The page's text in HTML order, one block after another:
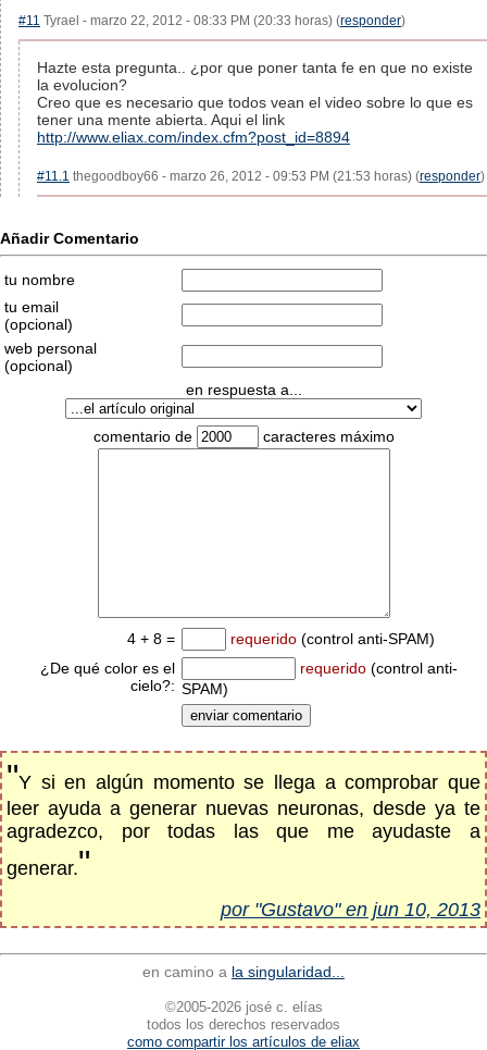
#11 Tyrael - marzo 22, 2012 - 08:33 PM (20:33 horas) (responder)
Hazte esta pregunta.. ¿por que poner tanta fe en que no existe
la evolucion?
Creo que es necesario que todos vean el video sobre lo que es
tener una mente abierta. Aqui el link
http://www.eliax.com/index.cfm?post_id=8894
#11.1 thegoodboy66 - marzo 26, 2012 - 09:53 PM (21:53 horas) (responder)
Añadir Comentario
tu nombre
tu email
(opcional)
web personal
(opcional)
en respuesta a...
comentario de caracteres máximo
4 + 8 = requerido (control anti-SPAM)
¿De qué color es el
cielo?:
requerido (control anti-
SPAM)
"Y si en algún momento se llega a comprobar que
leer ayuda a generar nuevas neuronas, desde ya te
agradezco, por todas las que me ayudaste a
generar."
por "Gustavo" en jun 10, 2013
en camino a la singularidad...
©2005-2026 josé c. elías
todos los derechos reservados
como compartir los artículos de eliax